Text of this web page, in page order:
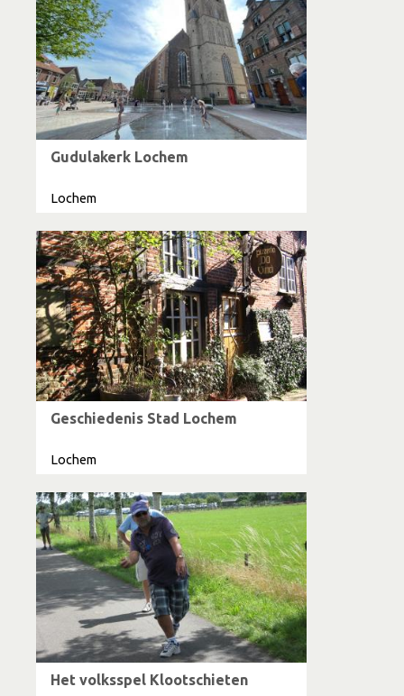
Gudulakerk Lochem
Lochem
Geschiedenis Stad Lochem
Lochem
Het volksspel Klootschieten